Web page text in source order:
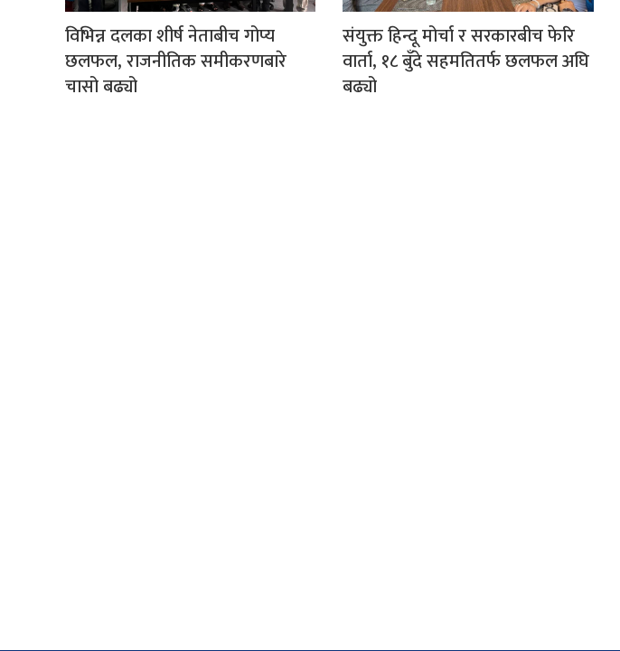
विभिन्न दलका शीर्ष नेताबीच गोप्य
छलफल, राजनीतिक समीकरणबारे
चासो बढ्यो
संयुक्त हिन्दू मोर्चा र सरकारबीच फेरि
वार्ता, १८ बुँदे सहमतितर्फ छलफल अघि
बढ्यो